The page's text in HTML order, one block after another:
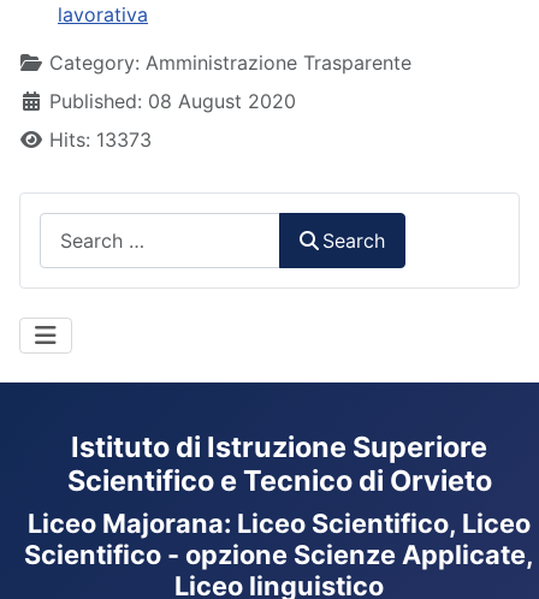
lavorativa
DetailsCategory: Amministrazione Trasparente
Published: 08 August 2020
Hits: 13373
Search
Istituto di Istruzione Superiore
Scientifico e Tecnico di Orvieto
Liceo Majorana: Liceo Scientifico, Liceo
Scientifico - opzione Scienze Applicate,
Liceo linguistico